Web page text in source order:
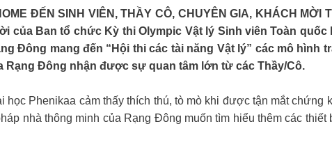
ĐẾN SINH VIÊN, THẦY CÔ, CHUYÊN GIA, KHÁCH MỜI
của Ban tổ chức Kỳ thi Olympic Vật lý Sinh viên Toàn
Đông mang đến “Hội thi các tài năng Vật lý” các mô hình
Rạng Đông nhận được sự quan tâm lớn từ các Thầy/Cô.
Phenikaa cảm thấy thích thú, tò mò khi được tận mắt chứng
nhà thông minh của Rạng Đông muốn tìm hiểu thêm các